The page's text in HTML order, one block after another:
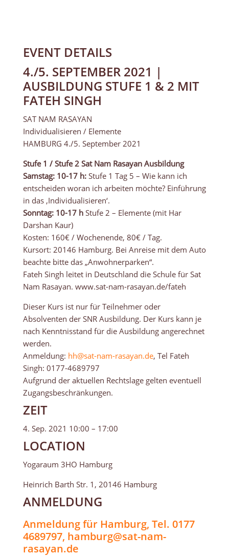
EVENT DETAILS
4./5. SEPTEMBER 2021 |
AUSBILDUNG STUFE 1 & 2 MIT
FATEH SINGH
SAT NAM RASAYAN
Individualisieren / Elemente
HAMBURG 4./5. September 2021
Stufe 1 / Stufe 2 Sat Nam Rasayan Ausbildung
Samstag: 10-17 h:Stufe 1 Tag 5 – Wie kann ich
entscheiden woran ich arbeiten möchte? Einführung
in das ‚Individualisieren‘.
Sonntag: 10-17 h Stufe 2 – Elemente (mit Har
Darshan Kaur)
Kosten: 160€ / Wochenende, 80€ / Tag.
Kursort: 20146 Hamburg. Bei Anreise mit dem Auto
beachte bitte das „Anwohnerparken“.
Fateh Singh leitet in Deutschland die Schule für Sat
Nam Rasayan. www.sat-nam-rasayan.de/fateh
Dieser Kurs ist nur für Teilnehmer oder
Absolventen der SNR Ausbildung. Der Kurs kann je
nach Kenntnisstand für die Ausbildung angerechnet
werden.
Anmeldung: hh@sat-nam-rasayan.de, Tel Fateh
Singh: 0177-4689797
Aufgrund der aktuellen Rechtslage gelten eventuell
Zugangsbeschränkungen.
ZEIT
4. Sep. 2021 10:00 – 17:00
LOCATION
Yogaraum 3HO Hamburg
Heinrich Barth Str. 1, 20146 Hamburg
ANMELDUNG
Anmeldung für Hamburg, Tel. 0177
4689797, hamburg@sat-nam-
rasayan.de